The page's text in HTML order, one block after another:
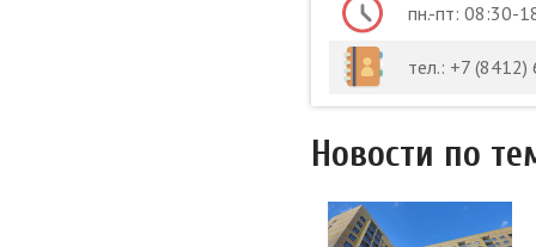
пн.-пт: 08:30-
тел.: +7
Новости по